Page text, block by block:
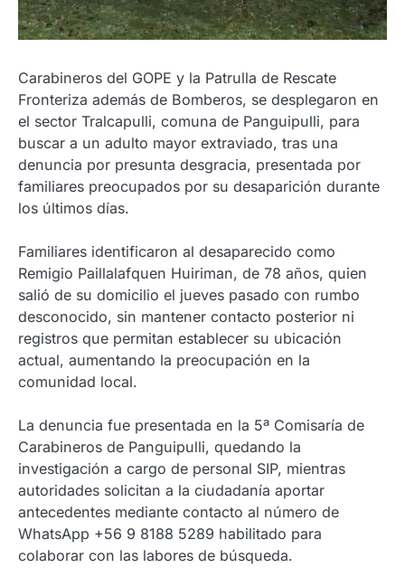
Carabineros del GOPE y la Patrulla de Rescate
Fronteriza además de Bomberos, se desplegaron en
el sector Tralcapulli, comuna de Panguipulli, para
buscar a un adulto mayor extraviado, tras una
denuncia por presunta desgracia, presentada por
familiares preocupados por su desaparición durante
los últimos días.
Familiares identificaron al desaparecido como
Remigio Paillalafquen Huiriman, de 78 años, quien
salió de su domicilio el jueves pasado con rumbo
desconocido, sin mantener contacto posterior ni
registros que permitan establecer su ubicación
actual, aumentando la preocupación en la
comunidad local.
La denuncia fue presentada en la 5ª Comisaría de
Carabineros de Panguipulli, quedando la
investigación a cargo de personal SIP, mientras
autoridades solicitan a la ciudadanía aportar
antecedentes mediante contacto al número de
WhatsApp +56 9 8188 5289 habilitado para
colaborar con las labores de búsqueda.